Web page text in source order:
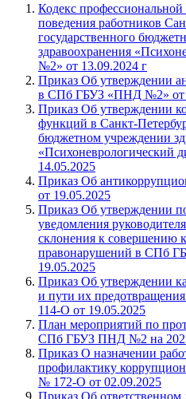
Кодекс
поведения работников
государственного
здравоохранения
№2» от 13.09.2024 г
Приказ Об утверждении
в СПб ГБУЗ «ПНД №2» от
Приказ Об утверждении
функций в Санкт-
бюджетном учреждении
«Психоневрологический
14.05.2025
Приказ Об
от 19.05.2025
Приказ Об утверждении
уведомления
склонения к совершению
правонарушений в СПб
19.05.2025
Приказ Об утверждении
и пути их
114-О от 19.05.2025
План мероприятий по
СПб ГБУЗ ПНД №2 на
Приказ О назначении
профилактику
№ 172-О от 02.09.2025
Приказ Об ответственном